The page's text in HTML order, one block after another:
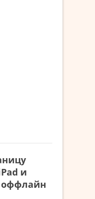
и
оффлайн